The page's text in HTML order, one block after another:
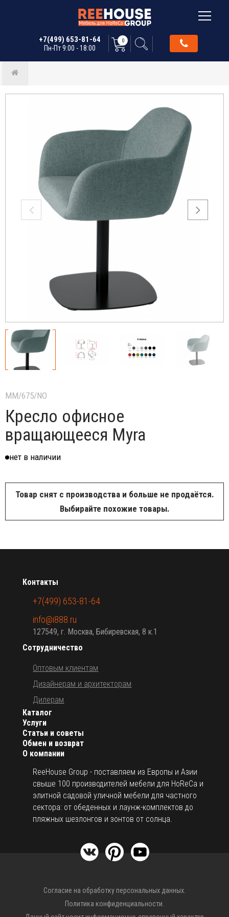
+7(499) 653-81-64
Пн-Пт 9:00 - 18:00
0
MM/675/NO
Кресло офисное
вращающееся Myra
нет в наличии
Товар снят с производства и больше не продаётся.
Выбирайте похожие товары.
О компании
ReeHouse Group - поставляем из Европы и Азии
свыше 100 производителей мебели для HoReCa и
элитной садовой уличной мебели для частного
сектора: от обеденных и лаунж-комплектов до
пляжных шезлонгов и зонтов от солнца.
Каталог
Услуги
Статьи и советы
Обмен и возврат
Сотрудничество
Оптовым клиентам
Дизайнерам и архитекторам
Дилерам
Контакты
+7(499) 653-81-64
info@i888.ru
127549, г. Москва, Бибиревская, 8 к.1
Согласие на обработку персональных данных.
Политика конфиденциальности.